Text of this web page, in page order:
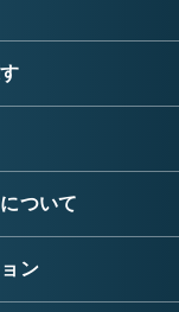
ついて
ン